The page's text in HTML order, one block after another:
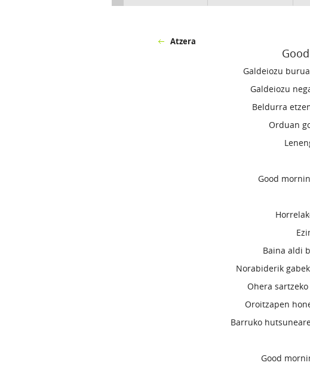
Atzera
Galdeiozu
Galdeiozu
Beldurra
Orduan
Good
Baina aldi
Norabiderik
Ohera
Oroitzapen
Barruko
Good